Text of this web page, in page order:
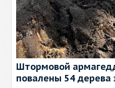
Штормовой
повалены 54 дерева